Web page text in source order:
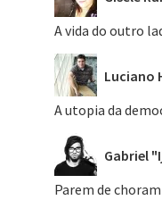
A vida do outro
Luciano
A utopia da
Gabriel
Parem de